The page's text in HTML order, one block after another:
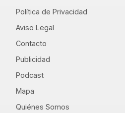
Política de Privacidad
Aviso Legal
Contacto
Publicidad
Podcast
Mapa
Quiénes Somos